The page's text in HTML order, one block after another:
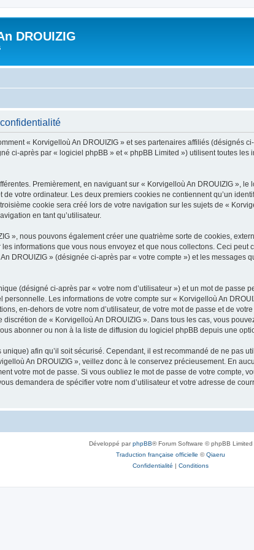
DROUIZIG
« Korvigelloù An DROUIZIG » et ses partenaires affiliés (désignés
ci-après par « logiciel phpBB » et « phpBB Limited ») utilisent toutes
Premièrement, en naviguant sur « Korvigelloù An DROUIZIG »,
votre ordinateur. Les deux premiers cookies ne contiennent qu’un
cookie sera créé lors de votre navigation sur les sujets de «
en tant qu’utilisateur.
», nous pouvons également créer une quatrième sorte de cookies,
informations que vous nous envoyez et que nous collectons. Ceci
DROUIZIG » (désignée ci-après par « votre compte ») et les
(désigné ci-après par « votre nom d’utilisateur ») et un mot de
Les informations de votre compte sur « Korvigelloù An
en-dehors de votre nom d’utilisateur, de votre mot de passe et de
de « Korvigelloù An DROUIZIG ». Dans tous les cas, vous
abonner ou non à la liste de diffusion du logiciel phpBB depuis une
afin qu’il soit sécurisé. Cependant, il est recommandé de ne pas
An DROUIZIG », veillez donc à le conservez précieusement. En
votre mot de passe. Si vous oubliez le mot de passe de votre compte,
demandera de spécifier votre nom d’utilisateur et votre adresse de
Développé parphpBB® Forum Software © phpBB Limited
Traduction française officielle ©Qiaeru
Confidentialité | Conditions